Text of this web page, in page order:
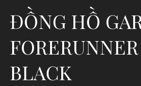
ĐỒNG HỒ
BLACK